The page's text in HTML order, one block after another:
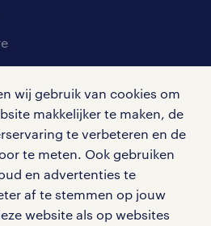
wij gebruik van cookies om
makkelijker te maken, de
te verbeteren en de
te meten. Ook gebruiken
en advertenties te
af te stemmen op jouw
website als op websites
content omtrent
en inspiratie.